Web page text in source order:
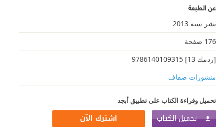
عن الطبعة
نشر سنة 2013
176 صفحة
[ردمك 13] 9786140109315
منشورات ضفاف
تحميل وقراءة الكتاب على تطبيق أبجد
تحميل الكتاب اشترك الآن